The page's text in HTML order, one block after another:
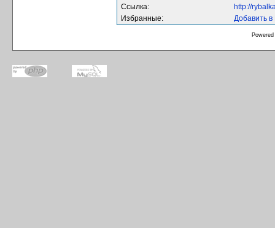
Ссылка:
http://
Избранные:
Добавить